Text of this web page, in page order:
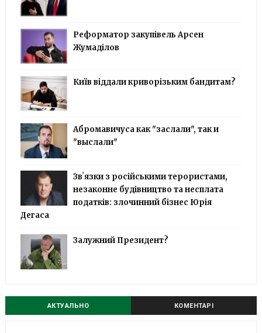
Реформатор закупівель Арсен
Жумаділов
Київ віддали криворізьким бандитам?
Абромавичуса как "заслали", так и
"выслали"
Звʼязки з російськими терористами,
незаконне будівництво та несплата
податків: злочинний бізнес Юрія
Дегаса
Залужний Президент?
АКТУАЛЬНО КОМЕНТАРІ